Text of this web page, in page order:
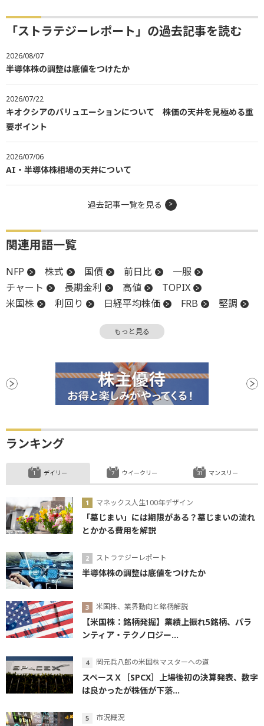
「ストラテジーレポート」の過去記事を読む
2026/08/07
半導体株の調整は底値をつけたか
2026/07/22
キオクシアのバリュエーションについて 株価の天井を見極める重
要ポイント
2026/07/06
AI・半導体株相場の天井について
過去記事一覧を見る
関連用語一覧
NFP 株式 国債 前日比
一服
チャート
長期金利 高値
TOPIX
米国株
利回り 日経平均株価 FRB
堅調
もっと見る
ランキング
デイリー
マネックス人生100年デザイン
「墓じまい」には期限がある？墓じまいの流れ
とかかる費用を解説
ストラテジーレポート
半導体株の調整は底値をつけたか
米国株、業界動向と銘柄解説
【米国株：銘柄発掘】業績上振れ5銘柄、パラ
ンティア・テクノロジー...
岡元兵八郎の米国株マスターへの道
スペースＸ［SPCX］上場後初の決算発表、数字
は良かったが株価が下落...
市況概況
ウイークリー マンスリー